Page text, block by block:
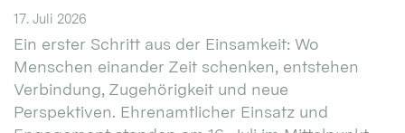
17. Juli 2026
Ein erster Schritt aus der Einsamkeit: Wo
Menschen einander Zeit schenken, entstehen
Verbindung, Zugehörigkeit und neue
Perspektiven. Ehrenamtlicher Einsatz und